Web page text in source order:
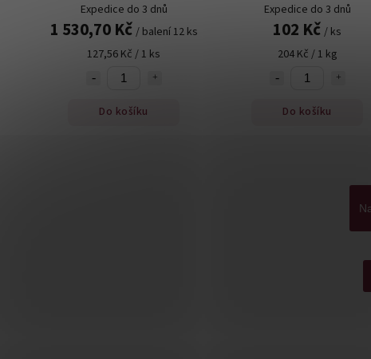
Expedice do 3 dnů
1 530,70 Kč / balení 12 ks
127,56 Kč / 1 ks
Do košíku
Expedice do 3 dnů
102 Kč / ks
204 Kč / 1 kg
Do košíku